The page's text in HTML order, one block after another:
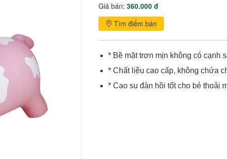
Giá bán: 360.000 đ
Tìm điểm bán
* Bề mặt trơn mịn không có cạnh
* Chất liệu cao cấp, không chứa
* Cao su đàn hồi tốt cho bé thoải